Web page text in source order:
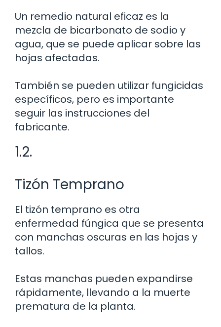
Un remedio natural eficaz es la
mezcla de bicarbonato de sodio y
agua, que se puede aplicar sobre las
hojas afectadas.
También se pueden utilizar fungicidas
específicos, pero es importante
seguir las instrucciones del
fabricante.
1.2.
Tizón Temprano
El tizón temprano es otra
enfermedad fúngica que se presenta
con manchas oscuras en las hojas y
tallos.
Estas manchas pueden expandirse
rápidamente, llevando a la muerte
prematura de la planta.